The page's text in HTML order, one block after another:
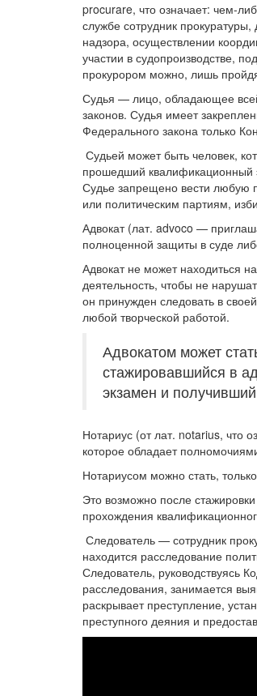
procurare, что означает: чем-
службе сотрудник прокуратуры,
надзора, осуществлении
участии в судопроизводстве,
прокурором можно, лишь
Судья — лицо, обладающее
законов. Судья имеет
Федерального закона только
Судьей может быть человек,
прошедший квалификационный
Судье запрещено вести любую
или политическим партиям,
Адвокат (лат. advoco —
полноценной защиты в суде
Адвокат не может находиться
деятельность, чтобы не
он принужден следовать в
любой творческой работой.
Адвокатом может
стажировавшийся в
экзамен и
Нотариус (от лат. notarius, что
которое обладает
Нотариусом можно стать,
Это возможно после
прохождения
Следователь — сотрудник
находится расследование
Следователь, руководствуясь
расследования, занимается
раскрывает преступление,
преступного деяния и